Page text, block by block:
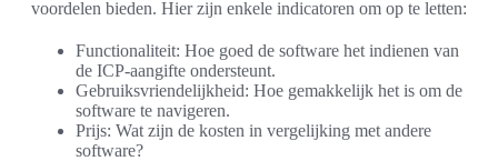
voordelen bieden. Hier zijn enkele indicatoren om op te letten:
Functionaliteit: Hoe goed de software het indienen van
de ICP-aangifte ondersteunt.
Gebruiksvriendelijkheid: Hoe gemakkelijk het is om de
software te navigeren.
Prijs: Wat zijn de kosten in vergelijking met andere
software?